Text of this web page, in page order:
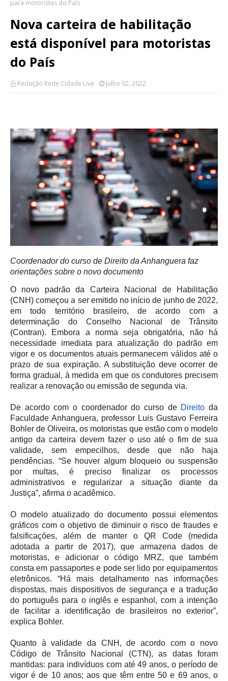
para motoristas do País
Nova carteira de habilitação
está disponível para motoristas
do País
Redação Rede Cidade Live Julho 02, 2022
Coordenador do curso de Direito da Anhanguera faz
orientações sobre o novo documento
O novo padrão da Carteira Nacional de Habilitação
(CNH) começou a ser emitido no início de junho de 2022,
em todo território brasileiro, de acordo com a
determinação do Conselho Nacional de Trânsito
(Contran). Embora a norma seja obrigatória, não há
necessidade imediata para atualização do padrão em
vigor e os documentos atuais permanecem válidos até o
prazo de sua expiração. A substituição deve ocorrer de
forma gradual, à medida em que os condutores precisem
realizar a renovação ou emissão de segunda via.
De acordo com o coordenador do curso de Direito da
Faculdade Anhanguera, professor Luis Gustavo Ferreira
Bohler de Oliveira, os motoristas que estão com o modelo
antigo da carteira devem fazer o uso até o fim de sua
validade, sem empecilhos, desde que não haja
pendências. “Se houver algum bloqueio ou suspensão
por multas, é preciso finalizar os processos
administrativos e regularizar a situação diante da
Justiça”, afirma o acadêmico.
O modelo atualizado do documento possui elementos
gráficos com o objetivo de diminuir o risco de fraudes e
falsificações, além de manter o QR Code (medida
adotada a partir de 2017), que armazena dados de
motoristas, e adicionar o código MRZ, que também
consta em passaportes e pode ser lido por equipamentos
eletrônicos. “Há mais detalhamento nas informações
dispostas, mais dispositivos de segurança e a tradução
do português para o inglês e espanhol, com a intenção
de facilitar a identificação de brasileiros no exterior”,
explica Bohler.
Quanto à validade da CNH, de acordo com o novo
Código de Trânsito Nacional (CTN), as datas foram
mantidas: para indivíduos com até 49 anos, o período de
vigor é de 10 anos; aos que têm entre 50 e 69 anos, o